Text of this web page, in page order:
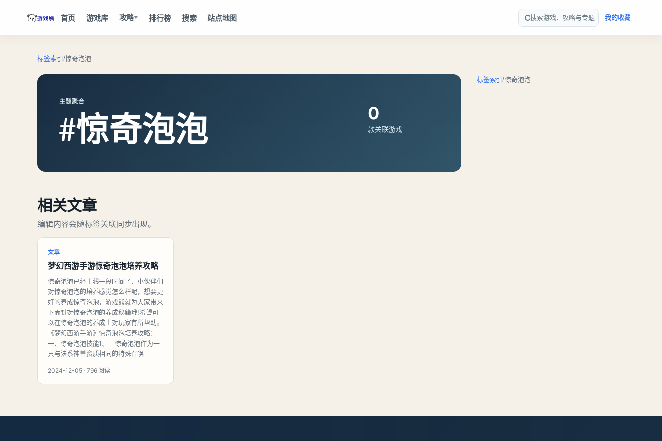
首页 游戏库 攻略 排行榜 搜索 站点地图 搜索游戏、攻略与专题 我的收藏
标签索引/惊奇泡泡
主题聚合
#惊奇泡泡 0
款关联游戏
相关文章
编辑内容会随标签关联同步出现。
文章
梦幻西游手游惊奇泡泡培养攻略
惊奇泡泡已经上线一段时间了，小伙伴们
对惊奇泡泡的培养感觉怎么样呢，想要更
好的养成惊奇泡泡，游戏熊就为大家带来
下面针对惊奇泡泡的养成秘籍哦!希望可
以在惊奇泡泡的养成上对玩家有所帮助。
《梦幻西游手游》惊奇泡泡培养攻略：
一、惊奇泡泡技能1、 惊奇泡泡作为一
只与法系神兽资质相同的特殊召唤
2024-12-05 · 796 阅读
标签索引/惊奇泡泡